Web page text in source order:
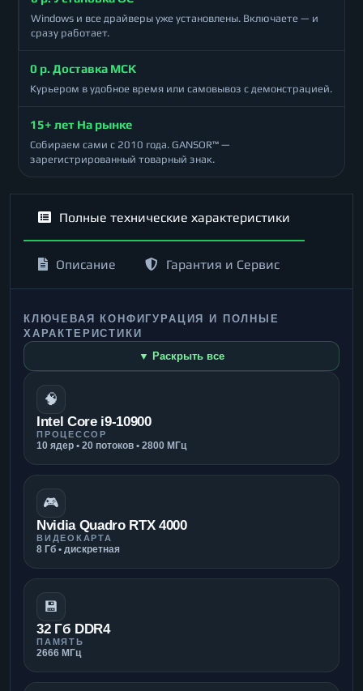
Windows и все драйверы уже установлены. Включаете — и
сразу работает.
0 р. Доставка МСК
Курьером в удобное время или самовывоз с демонстрацией.
15+ лет На рынке
Собираем сами с 2010 года. GANSOR™ —
зарегистрированный товарный знак.
Полные технические характеристики
Описание Гарантия и Сервис
КЛЮЧЕВАЯ КОНФИГУРАЦИЯ И ПОЛНЫЕ
ХАРАКТЕРИСТИКИ
▼ Раскрыть все
🧠
Intel Core i9-10900
ПРОЦЕССОР
10 ядер • 20 потоков • 2800 МГц
🎮
Nvidia Quadro RTX 4000
ВИДЕОКАРТА
8 Гб • дискретная
💾
32 Гб DDR4
ПАМЯТЬ
2666 МГц